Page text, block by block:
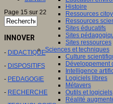
Histoire
Ressources
Ressources
Sites éducatifs
Sites
Sites ressources
Sciences et techniques
Culture
Développement
Intelligence
Logiciels libres
Métavers
Outils et logiciels
Réalité
Page 15 sur 22
INNOVER
- DIDACTIQUE
- DISPOSITIFS
- PEDAGOGIE
- RECHERCHE